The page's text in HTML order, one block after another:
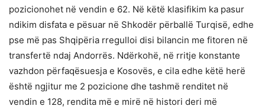
pozicionohet në vendin e 62. Në këtë klasifikim ka pasur
ndikim disfata e pësuar në Shkodër përballë Turqisë, edhe
pse më pas Shqipëria rregulloi disi bilancin me fitoren në
transfertë ndaj Andorrës. Ndërkohë, në rritje konstante
vazhdon përfaqësuesja e Kosovës, e cila edhe këtë herë
është ngjitur me 2 pozicione dhe tashmë renditet në
vendin e 128, rendita më e mirë në histori deri më